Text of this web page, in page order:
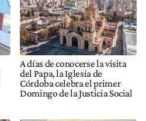
A días de conocerse la visita
del Papa, la Iglesia de
Córdoba celebra el primer
Domingo de la Justicia Social